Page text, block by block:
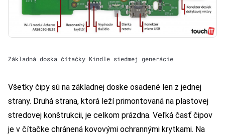
Základná doska čítačky Kindle siedmej generácie
Všetky čipy sú na základnej doske osadené len z jednej
strany. Druhá strana, ktorá leží primontovaná na plastovej
stredovej konštrukcii, je celkom prázdna. Veľká časť čipov
je v čítačke chránená kovovými ochrannými krytkami. Na